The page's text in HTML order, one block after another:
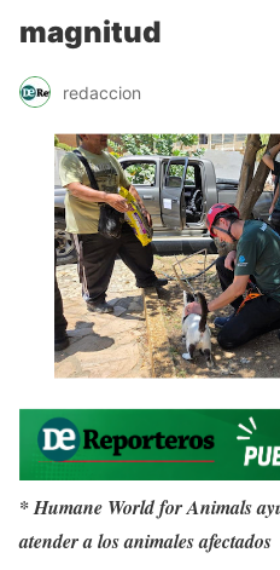
magnitud
redaccion
* Humane World for Animals
atender a los animales afectados